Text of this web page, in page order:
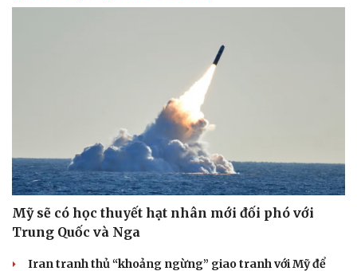
Thông tin doanh nghiệp
Doanh nghiệp 24h
Doanh nhân
Vì cộng đồng
Công nghệ
Sành điệu
Tin Công nghệ
Trải nghiệm
Chuyển đổi số
Mỹ sẽ có học thuyết hạt nhân mới đối phó với
Trung Quốc và Nga
Iran tranh thủ “khoảng ngừng” giao tranh với Mỹ để